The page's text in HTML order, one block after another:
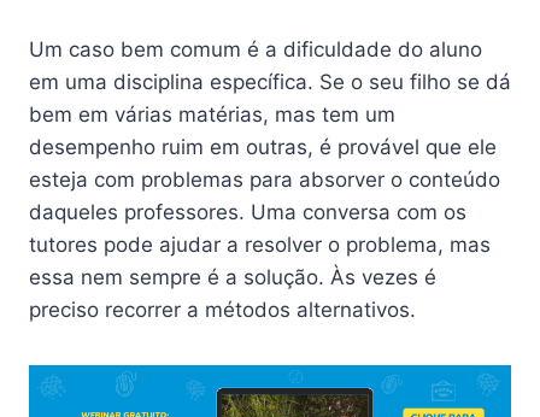
Um caso bem comum é a dificuldade do aluno
em uma disciplina específica. Se o seu filho se dá
bem em várias matérias, mas tem um
desempenho ruim em outras, é provável que ele
esteja com problemas para absorver o conteúdo
daqueles professores. Uma conversa com os
tutores pode ajudar a resolver o problema, mas
essa nem sempre é a solução. Às vezes é
preciso recorrer a métodos alternativos.